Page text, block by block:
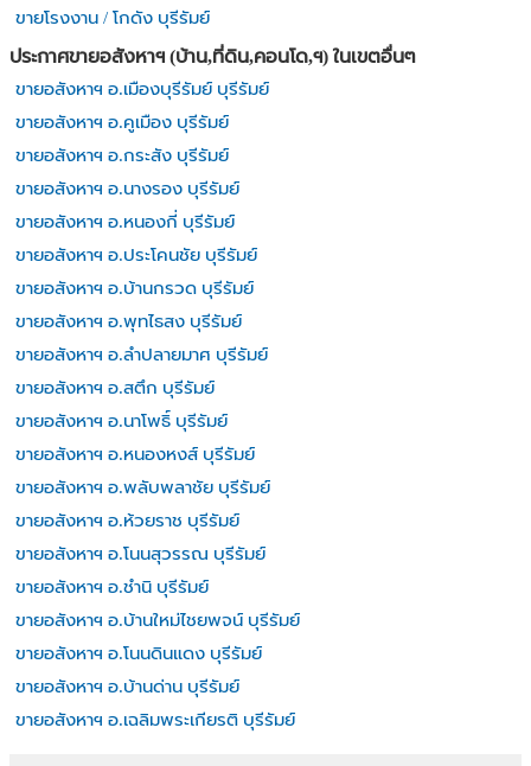
ขายโรงงาน / โกดัง บุรีรัมย์
ประกาศขายอสังหาฯ (บ้าน,ที่ดิน,คอนโด,ฯ) ในเขตอื่นๆ
ขายอสังหาฯ อ.เมืองบุรีรัมย์ บุรีรัมย์
ขายอสังหาฯ อ.คูเมือง บุรีรัมย์
ขายอสังหาฯ อ.กระสัง บุรีรัมย์
ขายอสังหาฯ อ.นางรอง บุรีรัมย์
ขายอสังหาฯ อ.หนองกี่ บุรีรัมย์
ขายอสังหาฯ อ.ประโคนชัย บุรีรัมย์
ขายอสังหาฯ อ.บ้านกรวด บุรีรัมย์
ขายอสังหาฯ อ.พุทไธสง บุรีรัมย์
ขายอสังหาฯ อ.ลำปลายมาศ บุรีรัมย์
ขายอสังหาฯ อ.สตึก บุรีรัมย์
ขายอสังหาฯ อ.นาโพธิ์ บุรีรัมย์
ขายอสังหาฯ อ.หนองหงส์ บุรีรัมย์
ขายอสังหาฯ อ.พลับพลาชัย บุรีรัมย์
ขายอสังหาฯ อ.ห้วยราช บุรีรัมย์
ขายอสังหาฯ อ.โนนสุวรรณ บุรีรัมย์
ขายอสังหาฯ อ.ชำนิ บุรีรัมย์
ขายอสังหาฯ อ.บ้านใหม่ไชยพจน์ บุรีรัมย์
ขายอสังหาฯ อ.โนนดินแดง บุรีรัมย์
ขายอสังหาฯ อ.บ้านด่าน บุรีรัมย์
ขายอสังหาฯ อ.เฉลิมพระเกียรติ บุรีรัมย์